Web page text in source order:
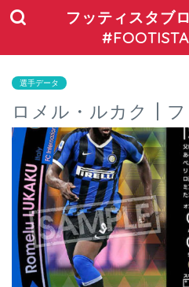
フッティスタブ
選手データ
ロメル・ルカク┃